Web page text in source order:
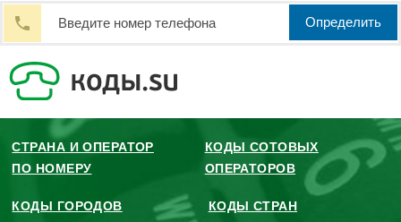
Определить
СТРАНА И ОПЕРАТОР
ПО НОМЕРУ
КОДЫ СОТОВЫХ
ОПЕРАТОРОВ
КОДЫ ГОРОДОВ
КОДЫ СТРАН